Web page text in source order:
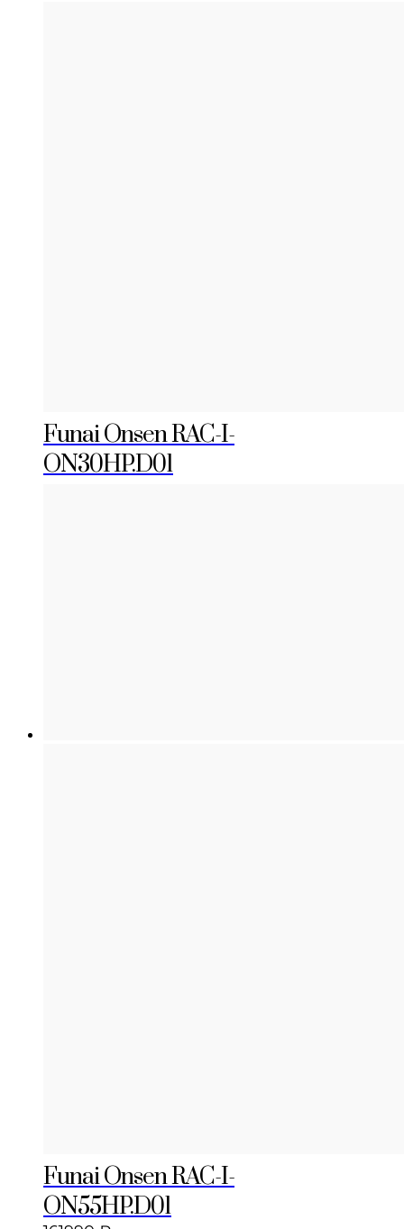
Funai Onsen RAC-I-
ON30HP.D01
Funai Onsen RAC-I-
ON55HP.D01